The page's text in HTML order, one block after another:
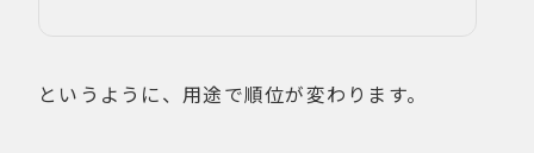
というように、用途で順位が変わります。